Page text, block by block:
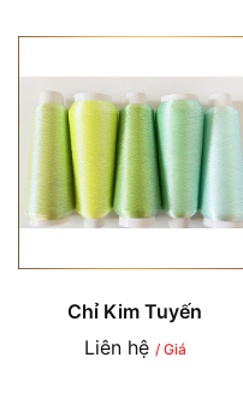
Chỉ Kim Tuyến
Liên hệ / Giá